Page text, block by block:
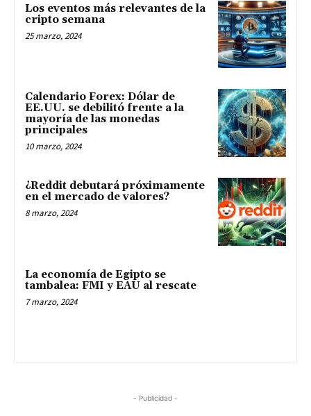
Los eventos más relevantes de la
cripto semana
25 marzo, 2024
Calendario Forex: Dólar de
EE.UU. se debilitó frente a la
mayoría de las monedas
principales
10 marzo, 2024
¿Reddit debutará próximamente
en el mercado de valores?
8 marzo, 2024
La economía de Egipto se
tambalea: FMI y EAU al rescate
7 marzo, 2024
- Publicidad -